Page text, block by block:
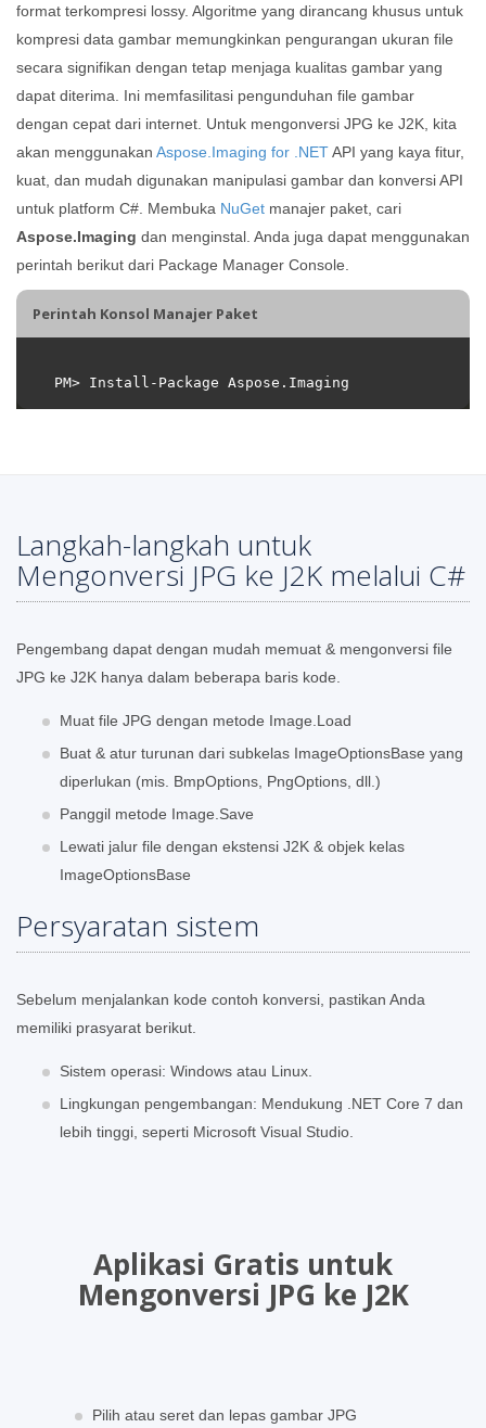
format terkompresi lossy. Algoritme yang dirancang khusus untuk
kompresi data gambar memungkinkan pengurangan ukuran file
secara signifikan dengan tetap menjaga kualitas gambar yang
dapat diterima. Ini memfasilitasi pengunduhan file gambar
dengan cepat dari internet. Untuk mengonversi JPG ke J2K, kita
akan menggunakan Aspose.Imaging for .NETAPI yang kaya fitur,
kuat, dan mudah digunakan manipulasi gambar dan konversi API
untuk platform C#. Membuka NuGet manajer paket, cari
Aspose.Imaging dan menginstal. Anda juga dapat menggunakan
perintah berikut dari Package Manager Console.
Perintah Konsol Manajer Paket
Langkah-langkah untuk
Mengonversi JPG ke J2K melalui C#
Pengembang dapat dengan mudah memuat & mengonversi file
JPG ke J2K hanya dalam beberapa baris kode.
Muat file JPG dengan metode Image.Load
Buat & atur turunan dari subkelas ImageOptionsBase yang
diperlukan (mis. BmpOptions, PngOptions, dll.)
Panggil metode Image.Save
Lewati jalur file dengan ekstensi J2K & objek kelas
ImageOptionsBase
Persyaratan sistem
Sebelum menjalankan kode contoh konversi, pastikan Anda
memiliki prasyarat berikut.
Sistem operasi: Windows atau Linux.
Lingkungan pengembangan: Mendukung .NET Core 7 dan
lebih tinggi, seperti Microsoft Visual Studio.
Aplikasi Gratis untuk
Mengonversi JPG ke J2K
Pilih atau seret dan lepas gambar JPG